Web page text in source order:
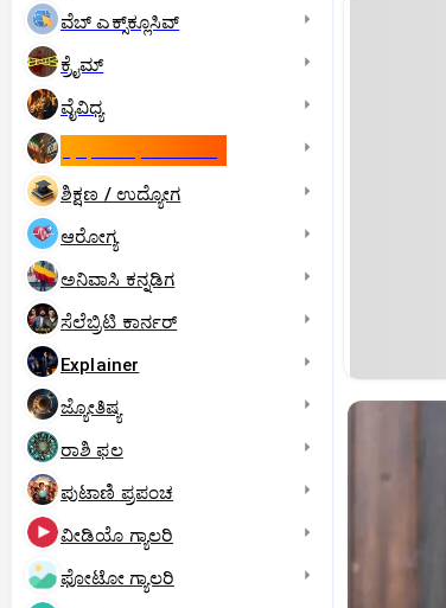
ವೆಬ್ ಎಕ್ಸ್‌ಕ್ಲೂಸಿವ್
ಕ್ರೈಮ್
ವೈವಿಧ್ಯ
ಶಿಕ್ಷಣ / ಉದ್ಯೋಗ
ಆರೋಗ್ಯ
ಅನಿವಾಸಿ ಕನ್ನಡಿಗ
ಸೆಲೆಬ್ರಿಟಿ ಕಾರ್ನರ್‌
Explainer
ಜ್ಯೋತಿಷ್ಯ
ರಾಶಿ ಫಲ
ಪುಟಾಣಿ ಪ್ರಪಂಚ
ವೀಡಿಯೊ ಗ್ಯಾಲರಿ
ಫೋಟೋ ಗ್ಯಾಲರಿ